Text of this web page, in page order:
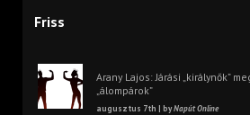
Friss
Arany Lajos: Járási „királynők”
„álompárok”
augusztus 7th | byNapút Online